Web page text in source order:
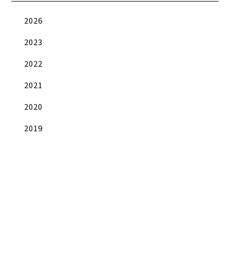
2026
2023
2022
2021
2020
2019